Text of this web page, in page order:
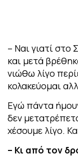
– Ναι γιατί στο
και μετά
νιώθω λίγο
κολακεύομαι
Εγώ πάντα
δεν
χέσουμε λίγο.
– Κι από τον